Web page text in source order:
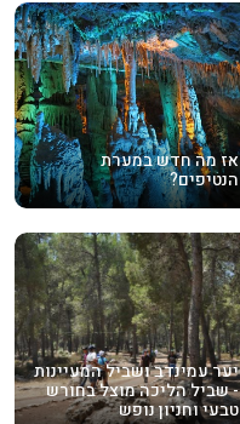
אז מה חדש במערת
הנטיפים?
יער עמינדב ושביל המעיינות
- שביל הליכה מוצל בחורש
טבעי וחניון נופש